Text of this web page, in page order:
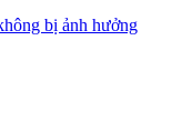
bị ảnh hưởng